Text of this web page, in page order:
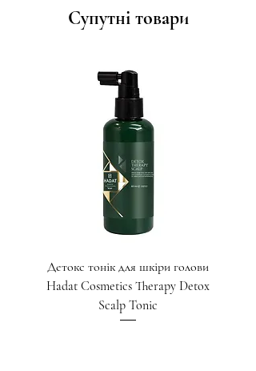
Супутні товари
Детокс тонік для шкіри голови
Hadat Cosmetics Therapy Detox
Scalp Tonic